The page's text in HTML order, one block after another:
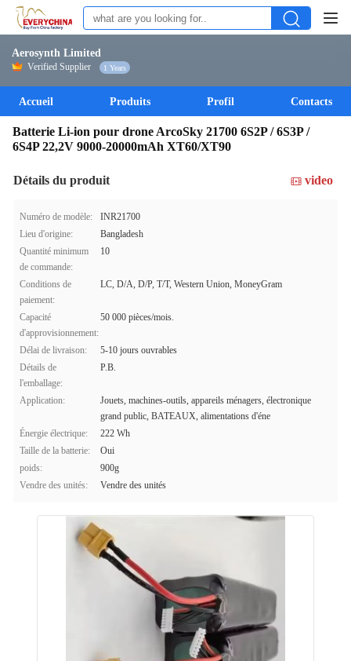
Aerosynth Limited
Verified Supplier 1 Years
Accueil Produits Profil Contacts
Batterie Li-ion pour drone ArcoSky 21700 6S2P / 6S3P /
6S4P 22,2V 9000-20000mAh XT60/XT90
Détails du produit video
Numéro de modèle:
INR21700
Lieu d'origine:
Bangladesh
Quantité minimum
de commande:
10
Conditions de
paiement:
LC, D/A, D/P, T/T, Western Union, MoneyGram
Capacité
d'approvisionnement:
50 000 pièces/mois.
Délai de livraison:
5-10 jours ouvrables
Détails de
l'emballage:
P.B.
Application:
Jouets, machines-outils, appareils ménagers, électronique
grand public, BATEAUX, alimentations d'éne
Énergie électrique:
222 Wh
Taille de la batterie:
Oui
poids:
900g
Vendre des unités:
Vendre des unités